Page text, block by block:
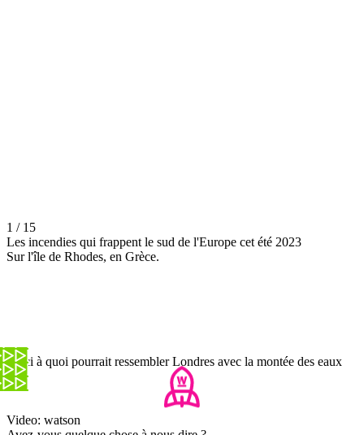
1 / 15
Les incendies qui frappent le sud de l'Europe cet été 2023
Sur l'île de Rhodes, en Grèce.
Voici à quoi pourrait ressembler Londres avec la montée des eaux
Video: watson